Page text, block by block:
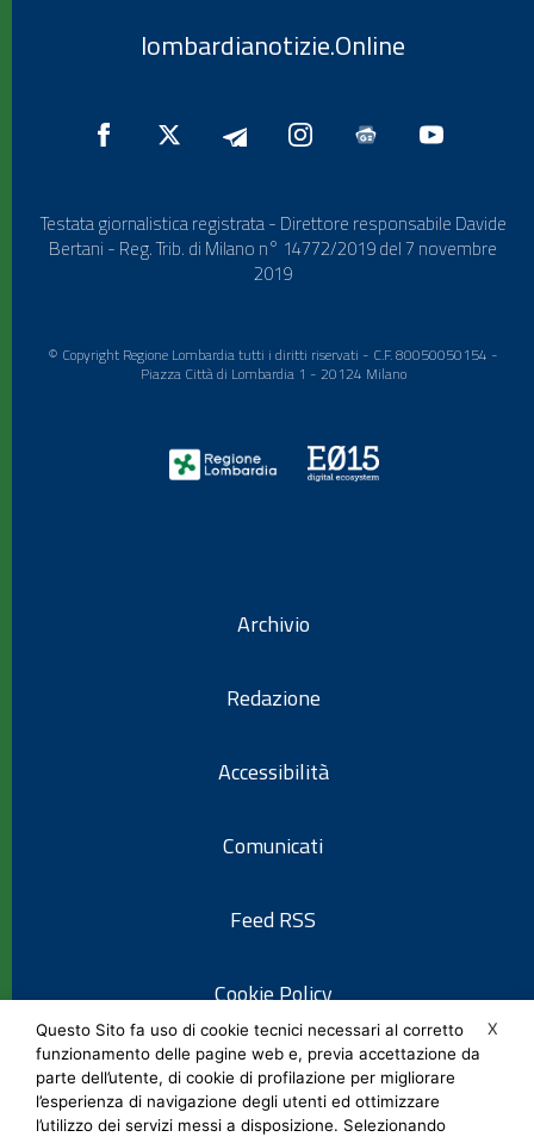
lombardianotizie.Online
Testata giornalistica registrata - Direttore responsabile Davide
Bertani - Reg. Trib. di Milano n° 14772/2019 del 7 novembre
2019
© Copyright Regione Lombardia tutti i diritti riservati - C.F. 80050050154 -
Piazza Città di Lombardia 1 - 20124 Milano
Archivio
Redazione
Accessibilità
Comunicati
Feed RSS
Cookie Policy
Informativa privacy
X
Questo Sito fa uso di cookie tecnici necessari al corretto
funzionamento delle pagine web e, previa accettazione da
parte dell’utente, di cookie di profilazione per migliorare
l’esperienza di navigazione degli utenti ed ottimizzare
l’utilizzo dei servizi messi a disposizione. Selezionando